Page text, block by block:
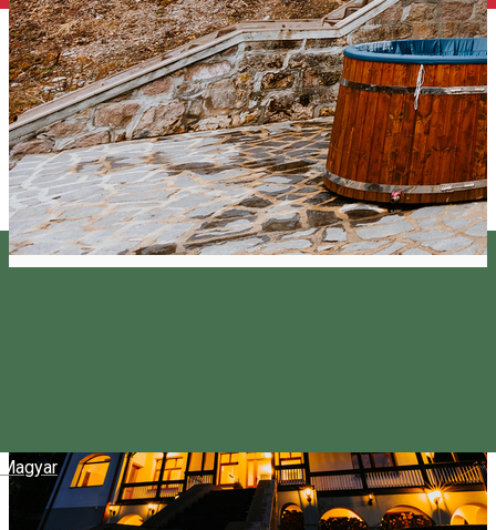
Magyar